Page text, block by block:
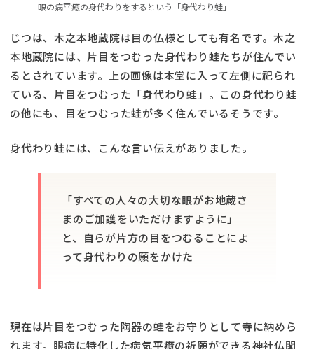
眼の病平癒の身代わりをするという「身代わり蛙」
じつは、木之本地蔵院は目の仏様としても有名です。木之
本地蔵院には、片目をつむった身代わり蛙たちが住んでい
るとされています。上の画像は本堂に入って左側に祀られ
ている、片目をつむった「身代わり蛙」。この身代わり蛙
の他にも、目をつむった蛙が多く住んでいるそうです。
身代わり蛙には、こんな言い伝えがありました。
「すべての人々の大切な眼がお地蔵さ
まのご加護をいただけますように」
と、自らが片方の目をつむることによ
って身代わりの願をかけた
現在は片目をつむった陶器の蛙をお守りとして寺に納めら
れます。眼病に特化した病気平癒の祈願ができる神社仏閣